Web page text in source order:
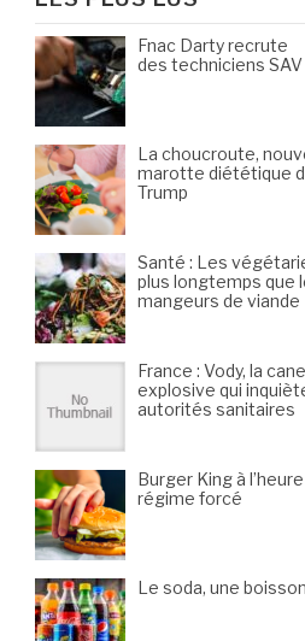
Fnac Darty recrute
des techniciens
La choucroute,
marotte diététique
Trump
Santé : Les
plus longtemps que
mangeurs de viande
France : Vody, la
explosive qui
autorités sanitaires
Burger King à
régime forcé
Le soda, une